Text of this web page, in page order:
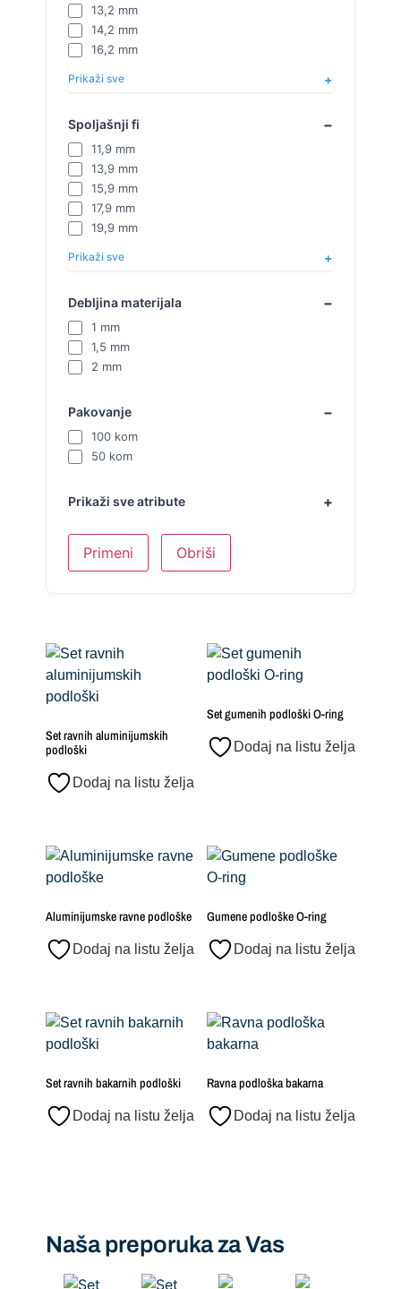
13,2 mm
14,2 mm
16,2 mm
Prikaži sve
Spoljašnji fi
11,9 mm
13,9 mm
15,9 mm
17,9 mm
19,9 mm
Prikaži sve
Debljina materijala
1 mm
1,5 mm
2 mm
Pakovanje
100 kom
50 kom
Prikaži sve atribute
Primeni Obriši
Set ravnih aluminijumskih
podloški
Dodaj na listu želja
Set gumenih podloški O-ring
Dodaj na listu želja
Aluminijumske ravne podloške
Dodaj na listu želja
Gumene podloške O-ring
Dodaj na listu želja
Set ravnih bakarnih podloški
Dodaj na listu želja
Ravna podloška bakarna
Dodaj na listu želja
Naša preporuka za Vas